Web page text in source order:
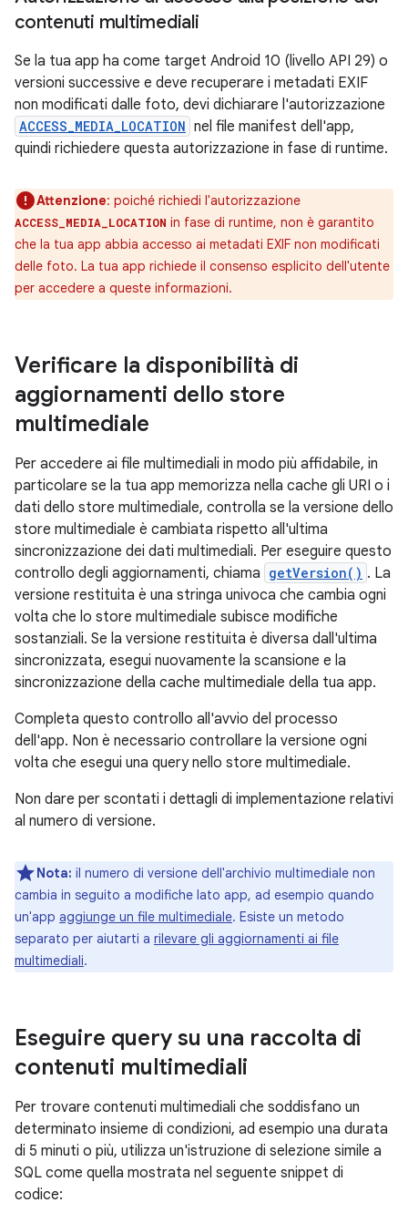
contenuti multimediali
Se la tua app ha come target Android 10 (livello API 29) o
versioni successive e deve recuperare i metadati EXIF
non modificati dalle foto, devi dichiarare l'autorizzazione
ACCESS_MEDIA_LOCATION nel file manifest dell'app,
quindi richiedere questa autorizzazione in fase di runtime.
Attenzione: poiché richiedi l'autorizzazione
ACCESS_MEDIA_LOCATION in fase di runtime, non è garantito
che la tua app abbia accesso ai metadati EXIF non modificati
delle foto. La tua app richiede il consenso esplicito dell'utente
per accedere a queste informazioni.
Verificare la disponibilità di
aggiornamenti dello store
multimediale
Per accedere ai file multimediali in modo più affidabile, in
particolare se la tua app memorizza nella cache gli URI o i
dati dello store multimediale, controlla se la versione dello
store multimediale è cambiata rispetto all'ultima
sincronizzazione dei dati multimediali. Per eseguire questo
controllo degli aggiornamenti, chiama getVersion() . La
versione restituita è una stringa univoca che cambia ogni
volta che lo store multimediale subisce modifiche
sostanziali. Se la versione restituita è diversa dall'ultima
sincronizzata, esegui nuovamente la scansione e la
sincronizzazione della cache multimediale della tua app.
Completa questo controllo all'avvio del processo
dell'app. Non è necessario controllare la versione ogni
volta che esegui una query nello store multimediale.
Non dare per scontati i dettagli di implementazione relativi
al numero di versione.
Nota: il numero di versione dell'archivio multimediale non
cambia in seguito a modifiche lato app, ad esempio quando
un'app aggiunge un file multimediale. Esiste un metodo
separato per aiutarti a rilevare gli aggiornamenti ai file
multimediali.
Eseguire query su una raccolta di
contenuti multimediali
Per trovare contenuti multimediali che soddisfano un
determinato insieme di condizioni, ad esempio una durata
di 5 minuti o più, utilizza un'istruzione di selezione simile a
SQL come quella mostrata nel seguente snippet di
codice: